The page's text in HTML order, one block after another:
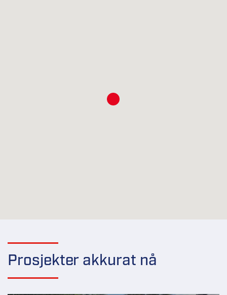
Prosjekter akkurat nå